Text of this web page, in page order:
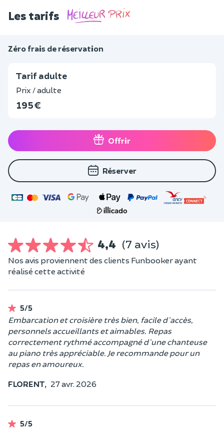
Les tarifs
Zéro frais de réservation
Tarif adulte
Prix / adulte
195 €
Offrir
Réserver
4,4 (7 avis)
Nos avis proviennent des clients Funbooker ayant
réalisé cette activité
5/5
Embarcation et croisière très bien, facile d'accès,
personnels accueillants et aimables. Repas
correctement rythmé accompagné d'une chanteuse
au piano très appréciable. Je recommande pour un
repas en amoureux.
FLORENT, 27 avr. 2026
5/5